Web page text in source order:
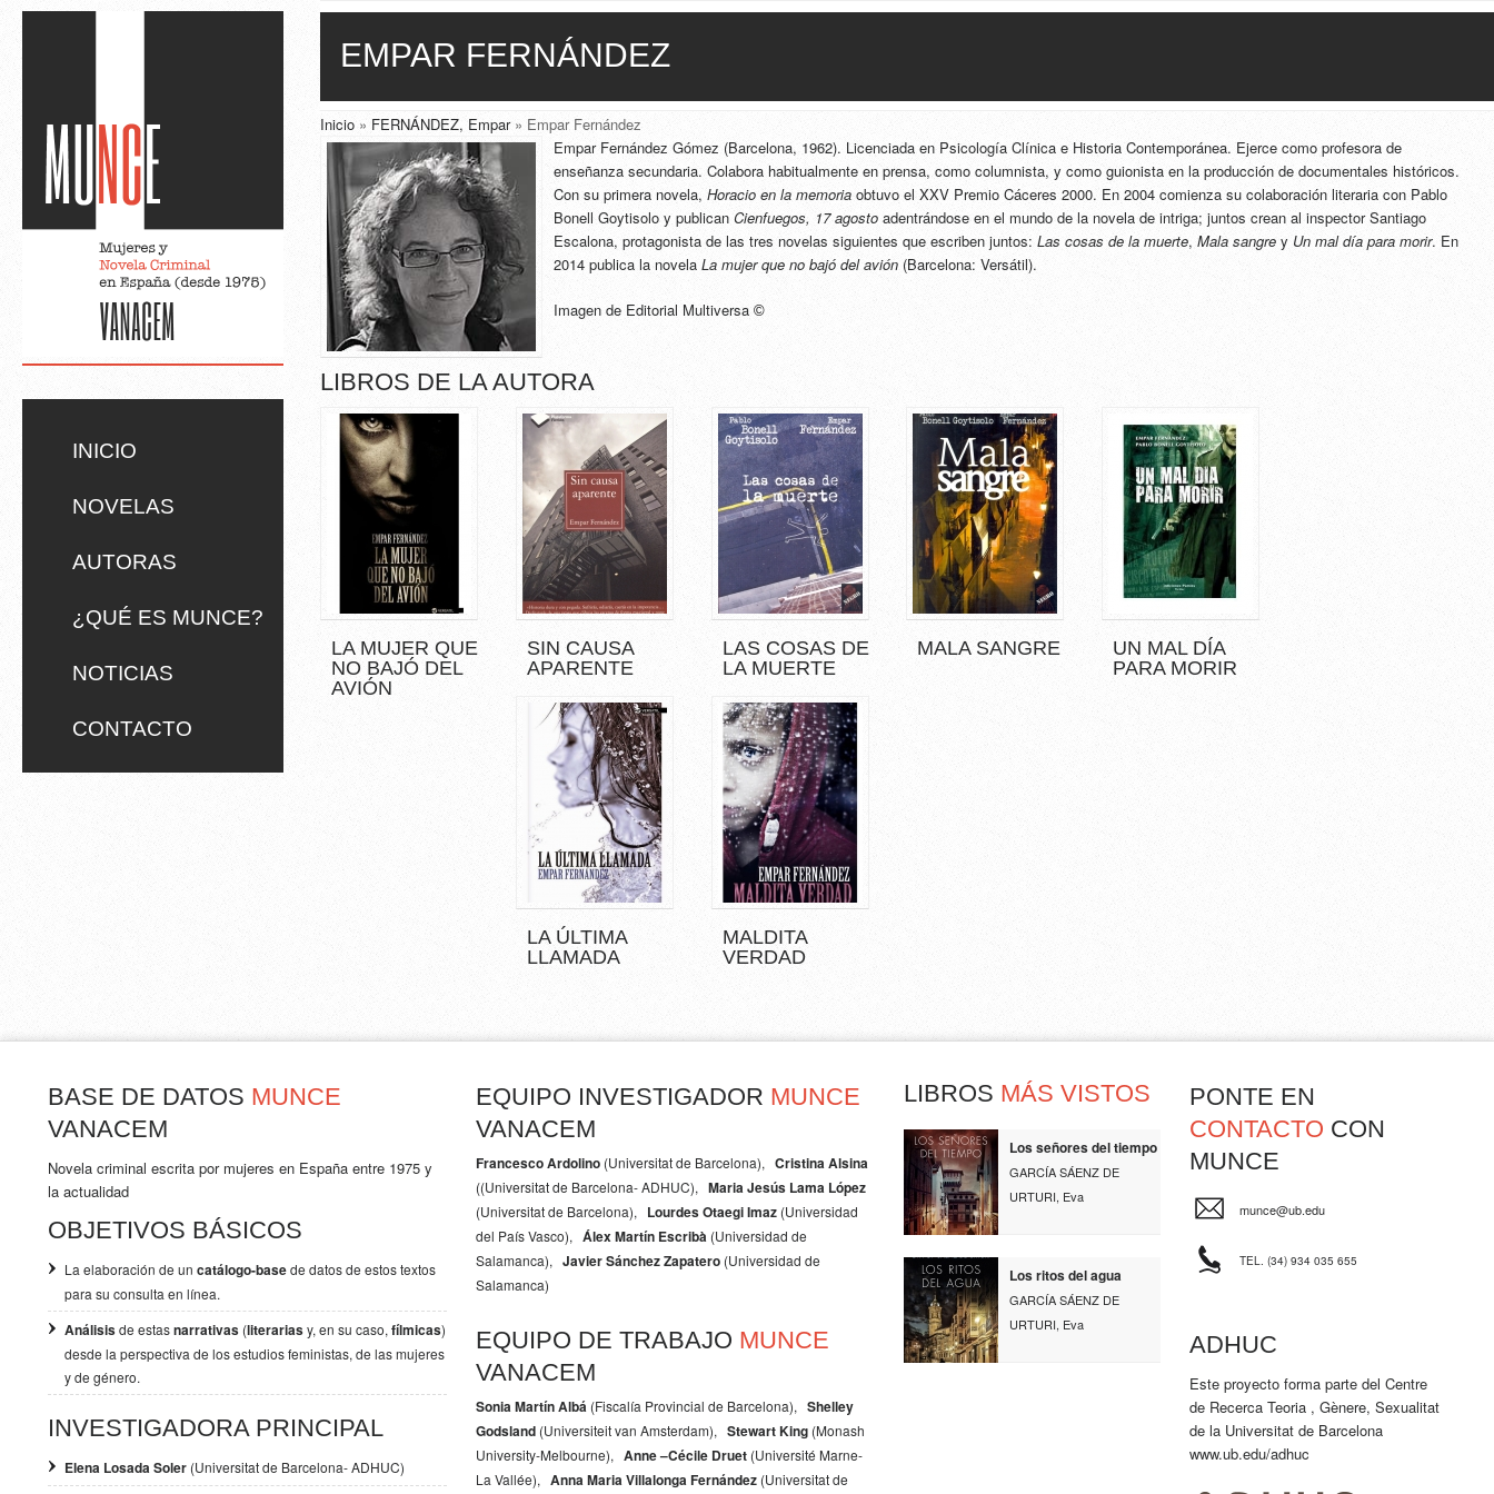
Skip to main content
INICIO
NOVELAS
AUTORAS
¿QUÉ ES MUNCE?
NOTICIAS
CONTACTO
EMPAR FERNÁNDEZ
Inicio » FERNÁNDEZ, Empar» Empar Fernández
Empar Fernández Gómez (Barcelona, 1962). Licenciada en Psicología Clínica e Historia Contemporánea. Ejerce como profesora de
enseñanza secundaria. Colabora habitualmente en prensa, como columnista, y como guionista en la producción de documentales históricos.
Con su primera novela, Horacio en la memoria obtuvo el XXV Premio Cáceres 2000. En 2004 comienza su colaboración literaria con Pablo
Bonell Goytisolo y publican Cienfuegos, 17 agosto adentrándose en el mundo de la novela de intriga; juntos crean al inspector Santiago
Escalona, protagonista de las tres novelas siguientes que escriben juntos: Las cosas de la muerte, Mala sangre y Un mal día para morir. En
2014 publica la novela La mujer que no bajó del avión (Barcelona: Versátil).
Imagen de Editorial Multiversa ©
LIBROS DE LA AUTORA
LA MUJER QUE
NO BAJÓ DEL
AVIÓN
SIN CAUSA
APARENTE
LAS COSAS DE
LA MUERTE
MALA SANGRE
UN MAL DÍA
PARA MORIR
LA ÚLTIMA
LLAMADA
MALDITA
VERDAD
BASE DE DATOS MUNCE
VANACEM
Novela criminal escrita por mujeres en España entre 1975 y
la actualidad
OBJETIVOS BÁSICOS
La elaboración de un catálogo-basede datos de estos textos
para su consulta en línea.
Análisisde estasnarrativas(literariasy, en su caso, fílmicas)
desde la perspectiva de losestudios feministas, de las mujeres
y de género.
INVESTIGADORA PRINCIPAL
Elena Losada Soler (Universitat de Barcelona- ADHUC)
EQUIPO INVESTIGADOR MUNCE
VANACEM
Francesco Ardolino (Universitat de Barcelona) Cristina Alsina
((Universitat de Barcelona- ADHUC) Maria Jesús Lama López
(Universitat de Barcelona) Lourdes Otaegi Imaz (Universidad
del País Vasco)
Álex Martín Escribà (Universidad de
Salamanca)
Javier Sánchez Zapatero (Universidad de
Salamanca)
EQUIPO DE TRABAJO MUNCE
VANACEM
Sonia Martín Albá (Fiscalía Provincial de Barcelona)
Shelley
Godsland (Universiteit van Amsterdam) Stewart King (Monash
University-Melbourne)
Anne –Cécile Druet (Université Marne-
La Vallée)
Anna Maria Villalonga Fernández (Universitat de
LIBROS MÁS VISTOS
Los señores del tiempo
GARCÍA SÁENZ DE
URTURI, Eva
Los ritos del agua
GARCÍA SÁENZ DE
URTURI, Eva
PONTE EN
CONTACTO CON
MUNCE
munce@ub.edu
TEL. (34) 934 035 655
ADHUC
Este proyecto forma parte del Centre
de Recerca Teoria , Gènere, Sexualitat
de la Universitat de Barcelona
www.ub.edu/adhuc